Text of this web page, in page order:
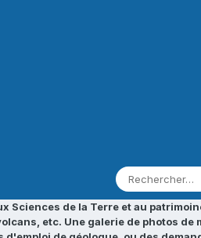
Sciences de la Terre et au
etc. Une galerie de photos de